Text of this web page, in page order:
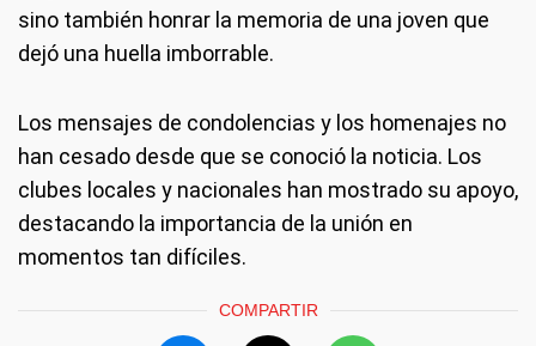
sino también honrar la memoria de una joven que
dejó una huella imborrable.
Los mensajes de condolencias y los homenajes no
han cesado desde que se conoció la noticia. Los
clubes locales y nacionales han mostrado su apoyo,
destacando la importancia de la unión en
momentos tan difíciles.
COMPARTIR